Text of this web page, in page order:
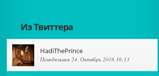
Из Твиттера
HadiThePrince
Понедельник 24, Октябрь 2016 16:13